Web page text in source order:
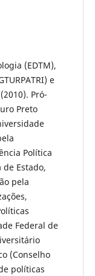
(EDTM),
e
Pró-
Preto
Política
Estado,
pela
Federal de
(Conselho
políticas